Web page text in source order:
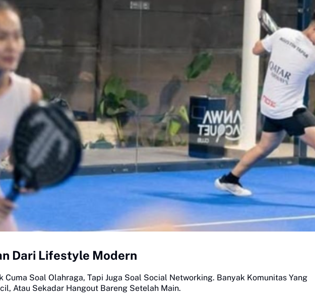
Dari Lifestyle Modern
Cuma Soal Olahraga, Tapi Juga Soal Social Networking. Banyak Komunitas Yang
Atau Sekadar Hangout Bareng Setelah Main.